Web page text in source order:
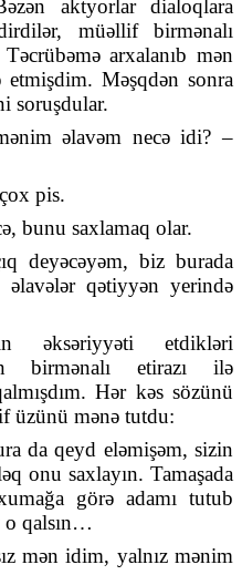
aktyorlar dialoqlara
müəllif birmənalı
arxalanıb mən
Məşqdən sonra
soruşdular.
əlavəm necə idi? –
pis.
bunu saxlamaq olar.
deyəcəyəm, biz burada
əlavələr qətiyyən yerində
əksəriyyəti etdikləri
birmənalı etirazı ilə
Hər kəs sözünü
üzünü mənə tutdu:
da qeyd eləmişəm, sizin
onu saxlayın. Tamaşada
görə adamı tutub
o qalsın…
mən idim, yalnız mənim